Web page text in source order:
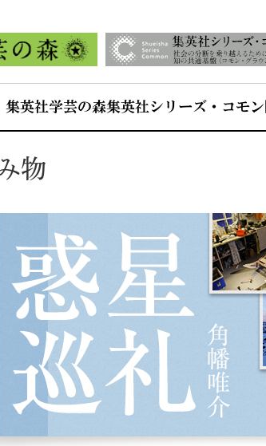
集英社学芸の森集英社シリーズ・コモン
物